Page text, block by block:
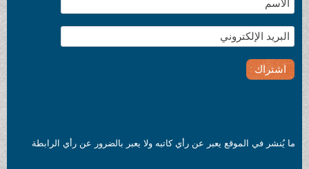
ما يُنشر في الموقع يعبر عن رأي كاتبه ولا يعبر بالضرور عن رأي الرابطة